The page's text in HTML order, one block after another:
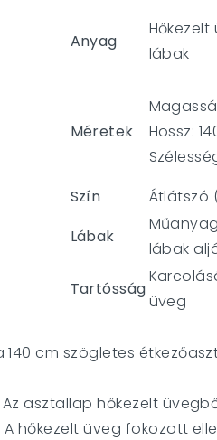
Anyag
lábak
Méretek
Hossz:
Szín
Átlátszó
Lábak
lábak
Tartósság
üveg
140 cm szögletes
Az asztallap hőkezelt
A hőkezelt üveg fokozott